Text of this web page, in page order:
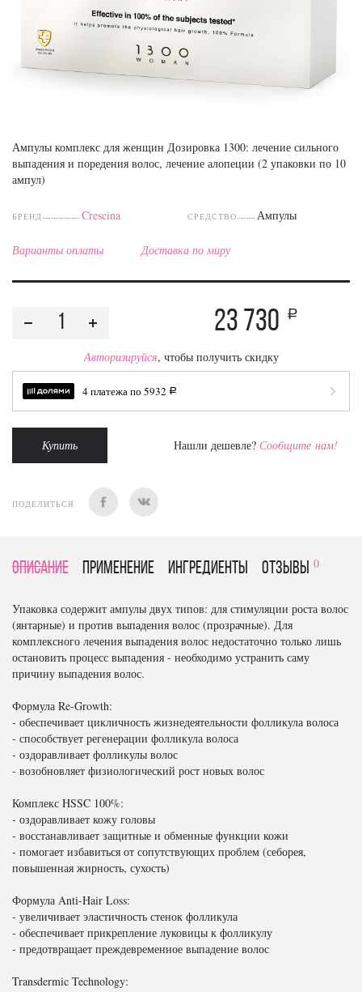
Ампулы комплекс для женщин Дозировка 1300: лечение сильного
выпадения и поредения волос, лечение алопеции (2 упаковки по 10
ампул)
БРЕНД Crescina СРЕДСТВО Ампулы
Варианты оплаты Доставка по миру
23 730 a
Авторизируйся, чтобы получить скидку
4 платежа по 5932 a
Купить Нашли дешевле? Сообщите нам!
ПОДЕЛИТЬСЯ
Описание Применение Ингредиенты отзывы 0
Упаковка содержит ампулы двух типов: для стимуляции роста волос
(янтарные) и против выпадения волос (прозрачные). Для
комплексного лечения выпадения волос недостаточно только лишь
остановить процесс выпадения - необходимо устранить саму
причину выпадения волос.
Формула Re-Growth:
- обеспечивает цикличность жизнедеятельности фолликула волоса
- способствует регенерации фолликула волоса
- оздоравливает фолликулы волос
- возобновляет физиологический рост новых волос
Комплекс HSSC 100%:
- оздоравливает кожу головы
- восстанавливает защитные и обменные функции кожи
- помогает избавиться от сопутствующих проблем (себорея,
повышенная жирность, сухость)
Формула Anti-Hair Loss:
- увеличивает эластичность стенок фолликула
- обеспечивает прикрепление луковицы к фолликулу
- предотвращает преждевременное выпадение волос
Transdermic Technology: